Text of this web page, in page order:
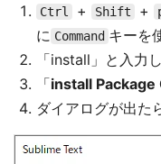
Ctrl + Shift +
に Command キーを
「install」と入力
「install
ダイアログが出た